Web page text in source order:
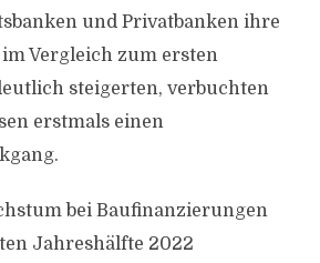
und Privatbanken ihre
Vergleich zum ersten
steigerten, verbuchten
erstmals einen
bei Baufinanzierungen
Jahreshälfte 2022